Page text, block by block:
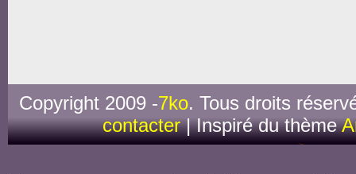
Copyright 2009 -7ko. Tous droits
contacter| Inspiré du thème